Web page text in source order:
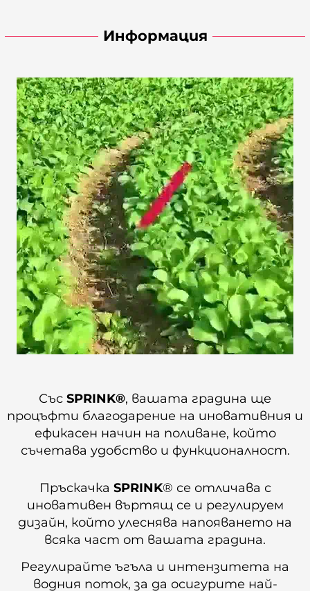
Информация
Със SPRINK®, вашата градина ще
процъфти благодарение на иновативния и
ефикасен начин на поливане, който
съчетава удобство и функционалност.
Пръскачка SPRINK® се отличава с
иновативен въртящ се и регулируем
дизайн, който улеснява напояването на
всяка част от вашата градина.
Регулирайте ъгъла и интензитета на
водния поток, за да осигурите най-